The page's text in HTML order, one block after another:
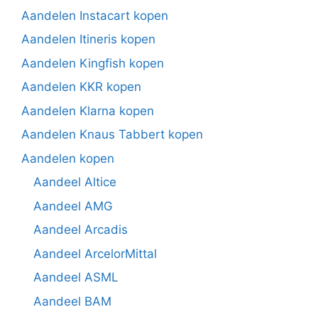
Aandelen Instacart kopen
Aandelen Itineris kopen
Aandelen Kingfish kopen
Aandelen KKR kopen
Aandelen Klarna kopen
Aandelen Knaus Tabbert kopen
Aandelen kopen
Aandeel Altice
Aandeel AMG
Aandeel Arcadis
Aandeel ArcelorMittal
Aandeel ASML
Aandeel BAM